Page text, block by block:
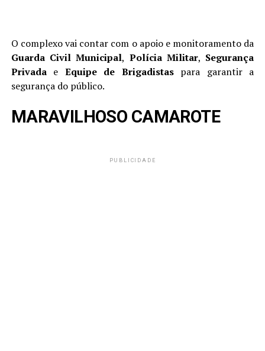
O complexo vai contar com o apoio e monitoramento da
Guarda Civil Municipal, Polícia Militar, Segurança
Privadae Equipe de Brigadistaspara garantir a
segurança do público.
MARAVILHOSO CAMAROTE
PUBLICIDADE